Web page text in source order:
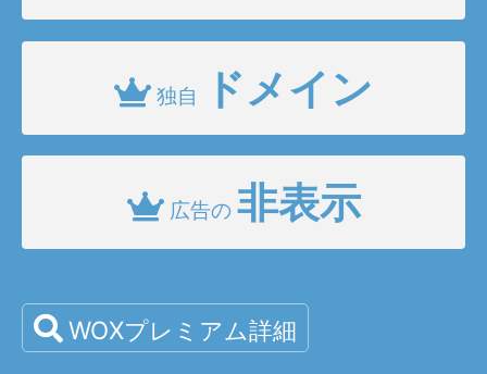
独自 ドメイン
広告の 非表示
WOXプレミアム詳細